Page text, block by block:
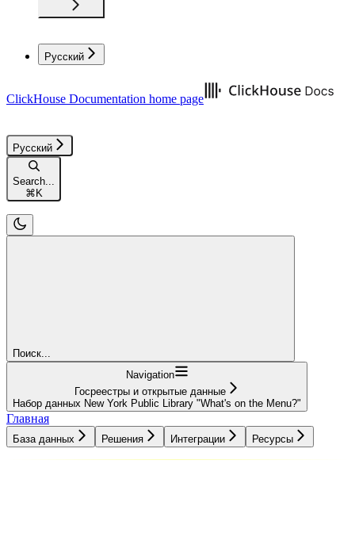
Русский
ClickHouse Documentation home page
Русский
Search...
⌘ K
Поиск...
Navigation
Госреестры и открытые данные
Набор данных New York Public Library "What's on the Menu?"
Главная
База данных Решения Интеграции Ресурсы